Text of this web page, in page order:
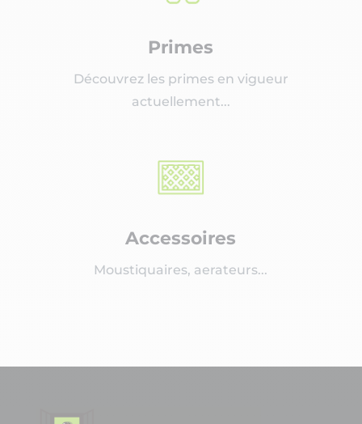
Primes
Découvrez les primes en vigueur
actuellement...
Accessoires
Moustiquaires, aerateurs...